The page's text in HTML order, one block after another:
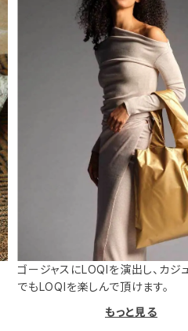
ゴージャスにLOQIを演出し、カジ
でもLOQIを楽しんで頂けます。
もっと見る